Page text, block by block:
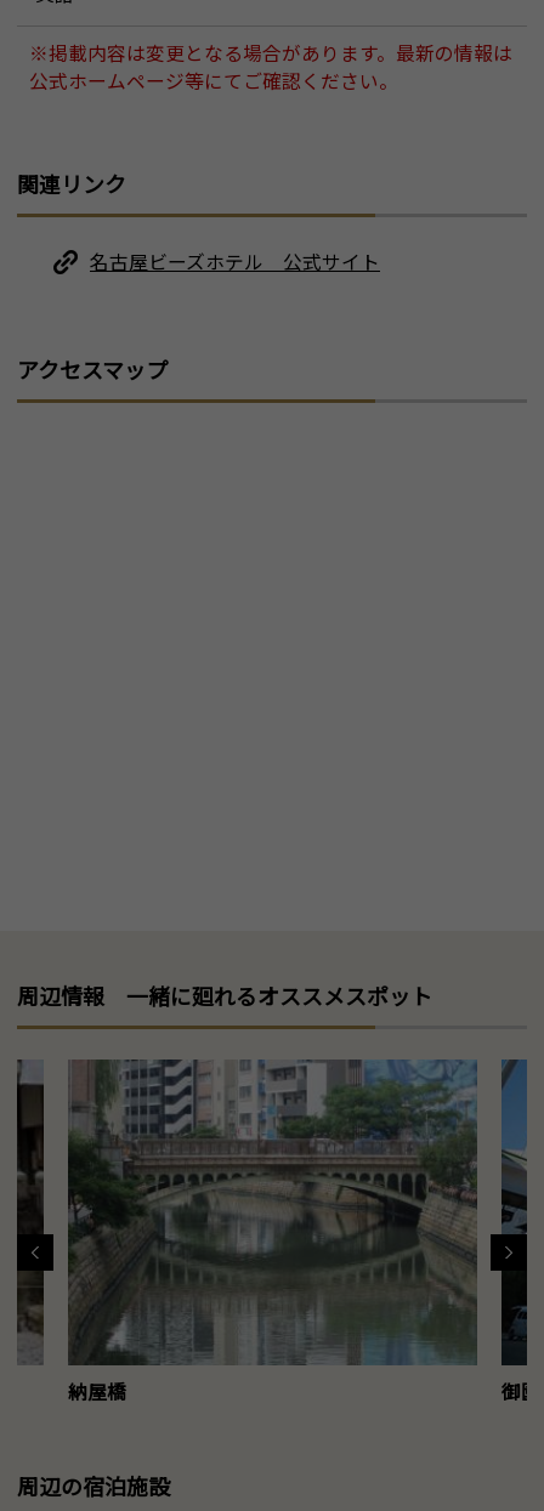
※掲載内容は変更となる場合があります。最新の情報は
公式ホームページ等にてご確認ください。
関連リンク
名古屋ビーズホテル 公式サイト
アクセスマップ
周辺情報 一緒に廻れるオススメスポット
納屋橋 御
周辺の宿泊施設